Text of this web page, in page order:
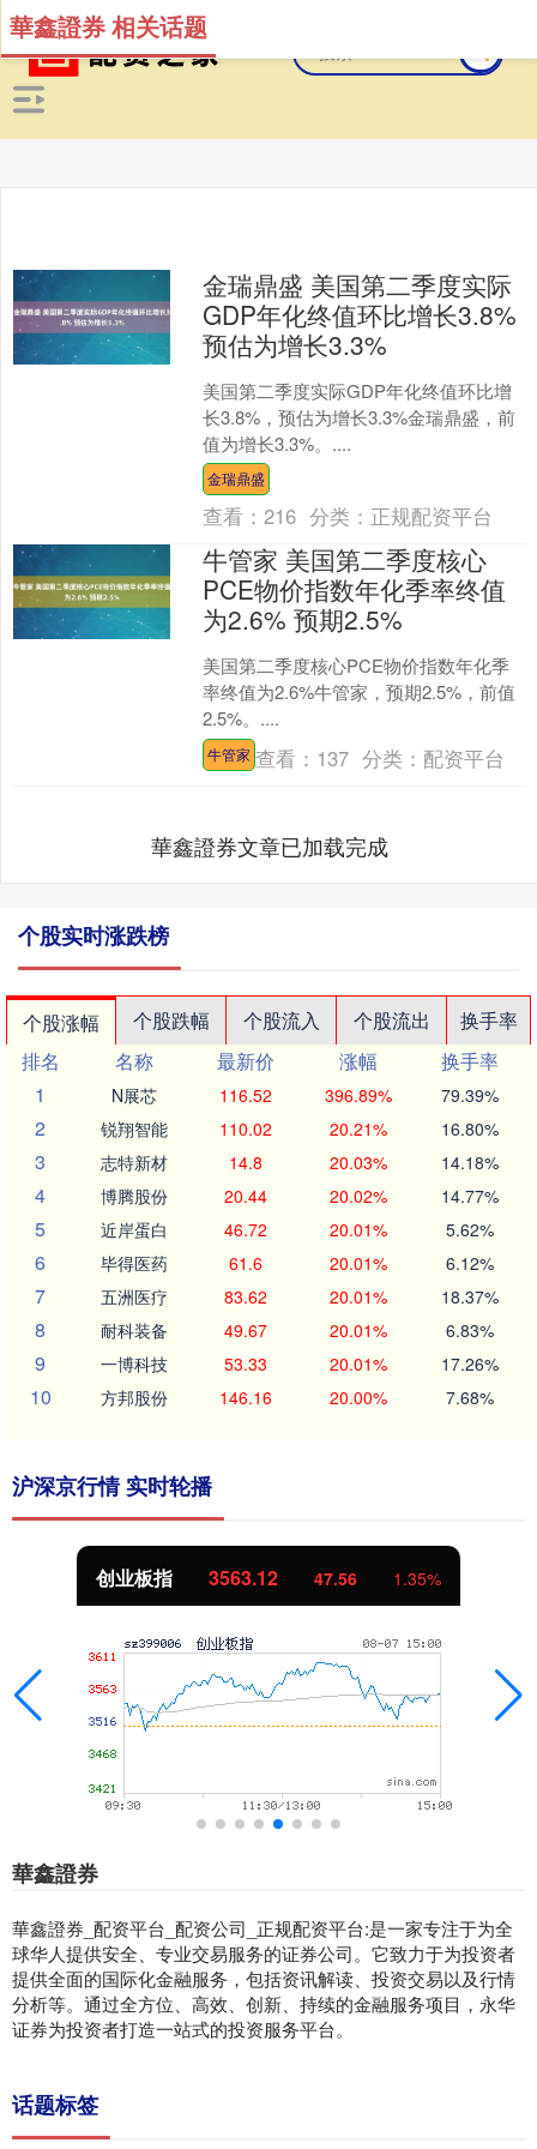
華鑫證券 相关话题
金瑞鼎盛 美国第二季度实际
GDP年化终值环比增长3.8%
预估为增长3.3%
美国第二季度实际GDP年化终值环比增
长3.8%，预估为增长3.3%金瑞鼎盛，前
值为增长3.3%。....
金瑞鼎盛
查看：216 分类： 正规配资平台
牛管家 美国第二季度核心
PCE物价指数年化季率终值
为2.6% 预期2.5%
美国第二季度核心PCE物价指数年化季
率终值为2.6%牛管家，预期2.5%，前值
2.5%。....
牛管家 查看： 137 分类： 配资平台
華鑫證券文章已加载完成
个股实时涨跌榜
个股涨幅 个股跌幅 个股流入 个股流出
换手率
排名
名称 最新价 涨幅
换手率
1
N展芯 116.52 396.89% 79.39%
2 锐翔智能 110.02 20.21% 16.80%
3 志特新材 14.8 20.03% 14.18%
4 博腾股份 20.44 20.02% 14.77%
5 近岸蛋白 46.72 20.01% 5.62%
6 毕得医药 61.6 20.01% 6.12%
7 五洲医疗 83.62 20.01% 18.37%
8 耐科装备 49.67 20.01% 6.83%
9 一博科技 53.33 20.01% 17.26%
10 方邦股份 146.16 20.00% 7.68%
沪深京行情 实时轮播
创业板指 3563.12 47.56 1.35%
華鑫證券
華鑫證券_配资平台_配资公司_正规配资平台:是一家专注于为全
球华人提供安全、专业交易服务的证券公司。它致力于为投资者
提供全面的国际化金融服务，包括资讯解读、投资交易以及行情
分析等。通过全方位、高效、创新、持续的金融服务项目，永华
证券为投资者打造一站式的投资服务平台。
话题标签